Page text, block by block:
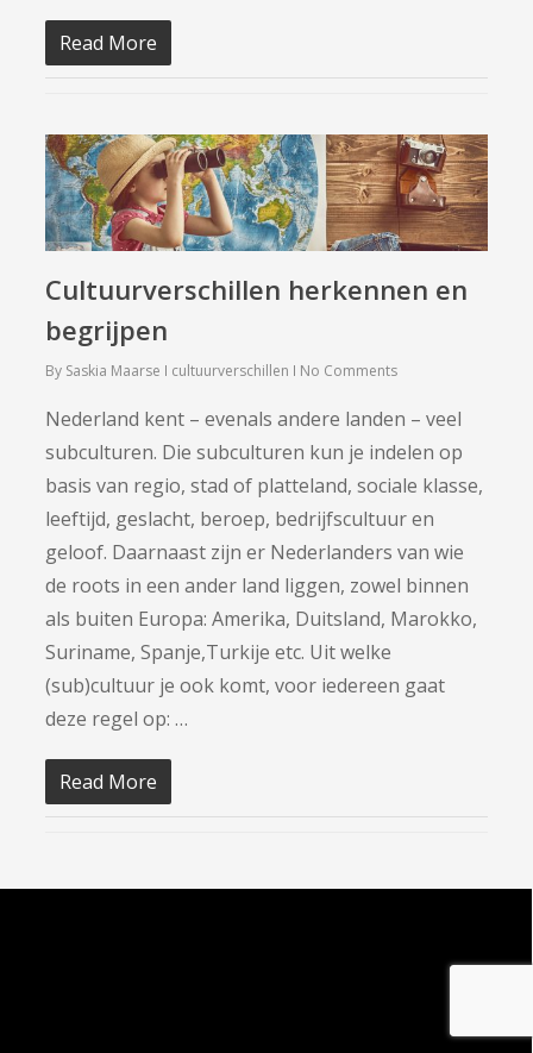
Read More
Cultuurverschillen herkennen en
begrijpen
By Saskia Maarse cultuurverschillen No Comments
Nederland kent – evenals andere landen – veel
subculturen. Die subculturen kun je indelen op
basis van regio, stad of platteland, sociale klasse,
leeftijd, geslacht, beroep, bedrijfscultuur en
geloof. Daarnaast zijn er Nederlanders van wie
de roots in een ander land liggen, zowel binnen
als buiten Europa: Amerika, Duitsland, Marokko,
Suriname, Spanje,Turkije etc. Uit welke
(sub)cultuur je ook komt, voor iedereen gaat
deze regel op: …
Read More